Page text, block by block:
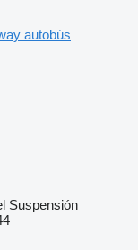
autobús
Suspensión